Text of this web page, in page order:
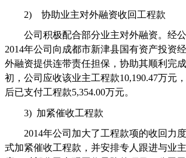
2) 协助业主对外融资收回工程款
公司积极配合部分业主对外融资。经
2014年公司向成都市新津县国有资产投资
外融资提供连带责任担保，协助其顺利完成
初，公司应收该业主工程款10,190.47万元
后已支付工程款5,354.00万元。
3) 加紧催收工程款
2014年公司加大了工程款项的收回力
式加紧催收工程款，并安排专人跟进与业